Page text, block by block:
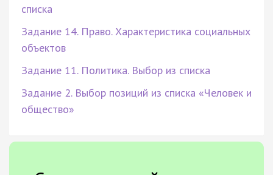
списка
Задание 14. Право. Характеристика социальных
объектов
Задание 11. Политика. Выбор из списка
Задание 2. Выбор позиций из списка «Человек и
общество»